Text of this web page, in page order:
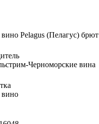
Pelagus (Пелагус) брют
Черноморские вина
вино